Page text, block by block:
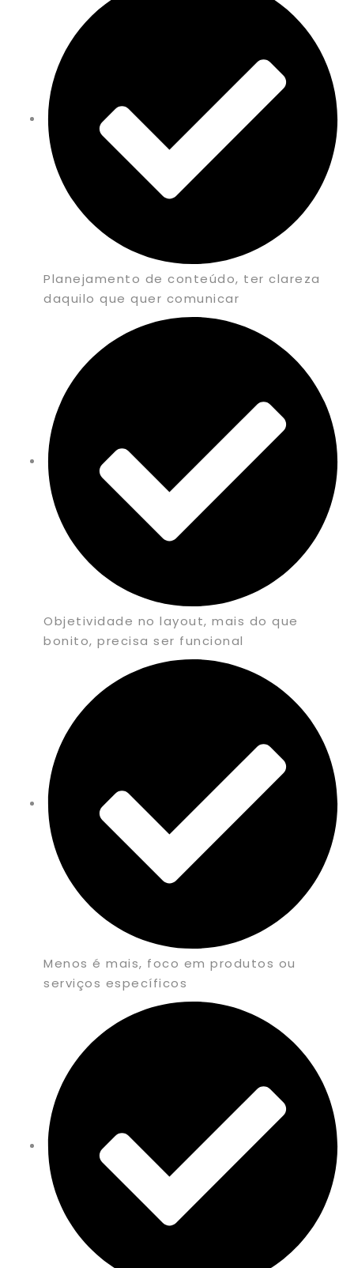
Planejamento de conteúdo, ter clareza
daquilo que quer comunicar
Objetividade no layout, mais do que
bonito, precisa ser funcional
Menos é mais, foco em produtos ou
serviços específicos